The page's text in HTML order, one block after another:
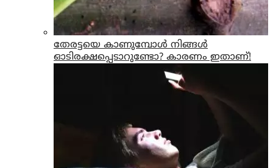
തേരട്ടയെ കാണുമ്പോൾ നിങ്ങൾ
ഓടിരക്ഷപ്പെടാറുണ്ടോ? കാരണം ഇതാണ്!